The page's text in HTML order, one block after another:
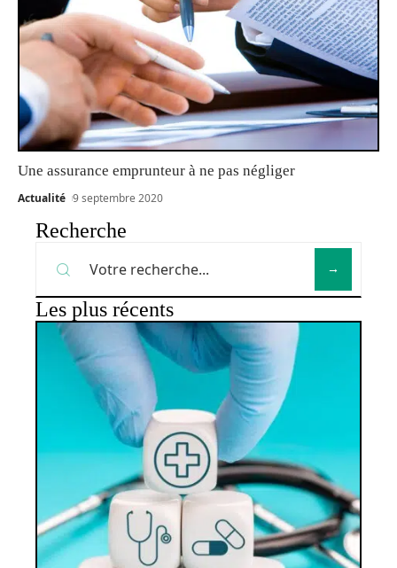
Une assurance emprunteur à ne pas négliger
Actualité 9 septembre 2020
Recherche
Les plus récents